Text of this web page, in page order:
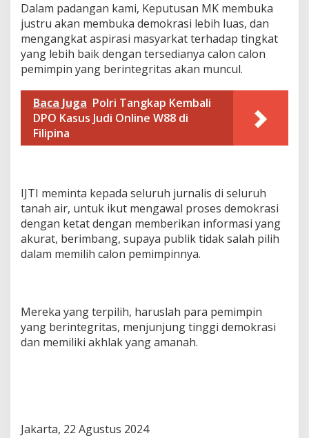
Dalam padangan kami, Keputusan MK membuka
justru akan membuka demokrasi lebih luas, dan
mengangkat aspirasi masyarkat terhadap tingkat
yang lebih baik dengan tersedianya calon calon
pemimpin yang berintegritas akan muncul.
Baca Juga Polri Tangkap Kembali
DPO Kasus Judi Online W88 di
Filipina
IJTI meminta kepada seluruh jurnalis di seluruh
tanah air, untuk ikut mengawal proses demokrasi
dengan ketat dengan memberikan informasi yang
akurat, berimbang, supaya publik tidak salah pilih
dalam memilih calon pemimpinnya.
Mereka yang terpilih, haruslah para pemimpin
yang berintegritas, menjunjung tinggi demokrasi
dan memiliki akhlak yang amanah.
Jakarta, 22 Agustus 2024